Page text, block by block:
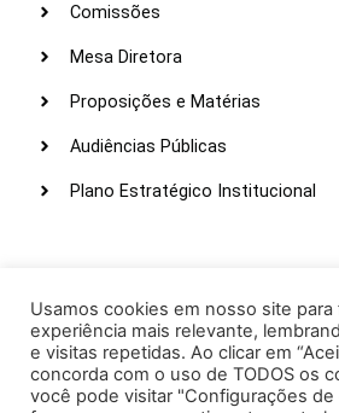
Comissões
Mesa Diretora
Proposições e Matérias
Audiências Públicas
Plano Estratégico Institucional
Webmail
Intranet
Administração
Usamos cookies em nosso site para
experiência mais relevante,
e visitas repetidas. Ao clicar em
concorda com o uso de TODOS os
você pode visitar "Configurações